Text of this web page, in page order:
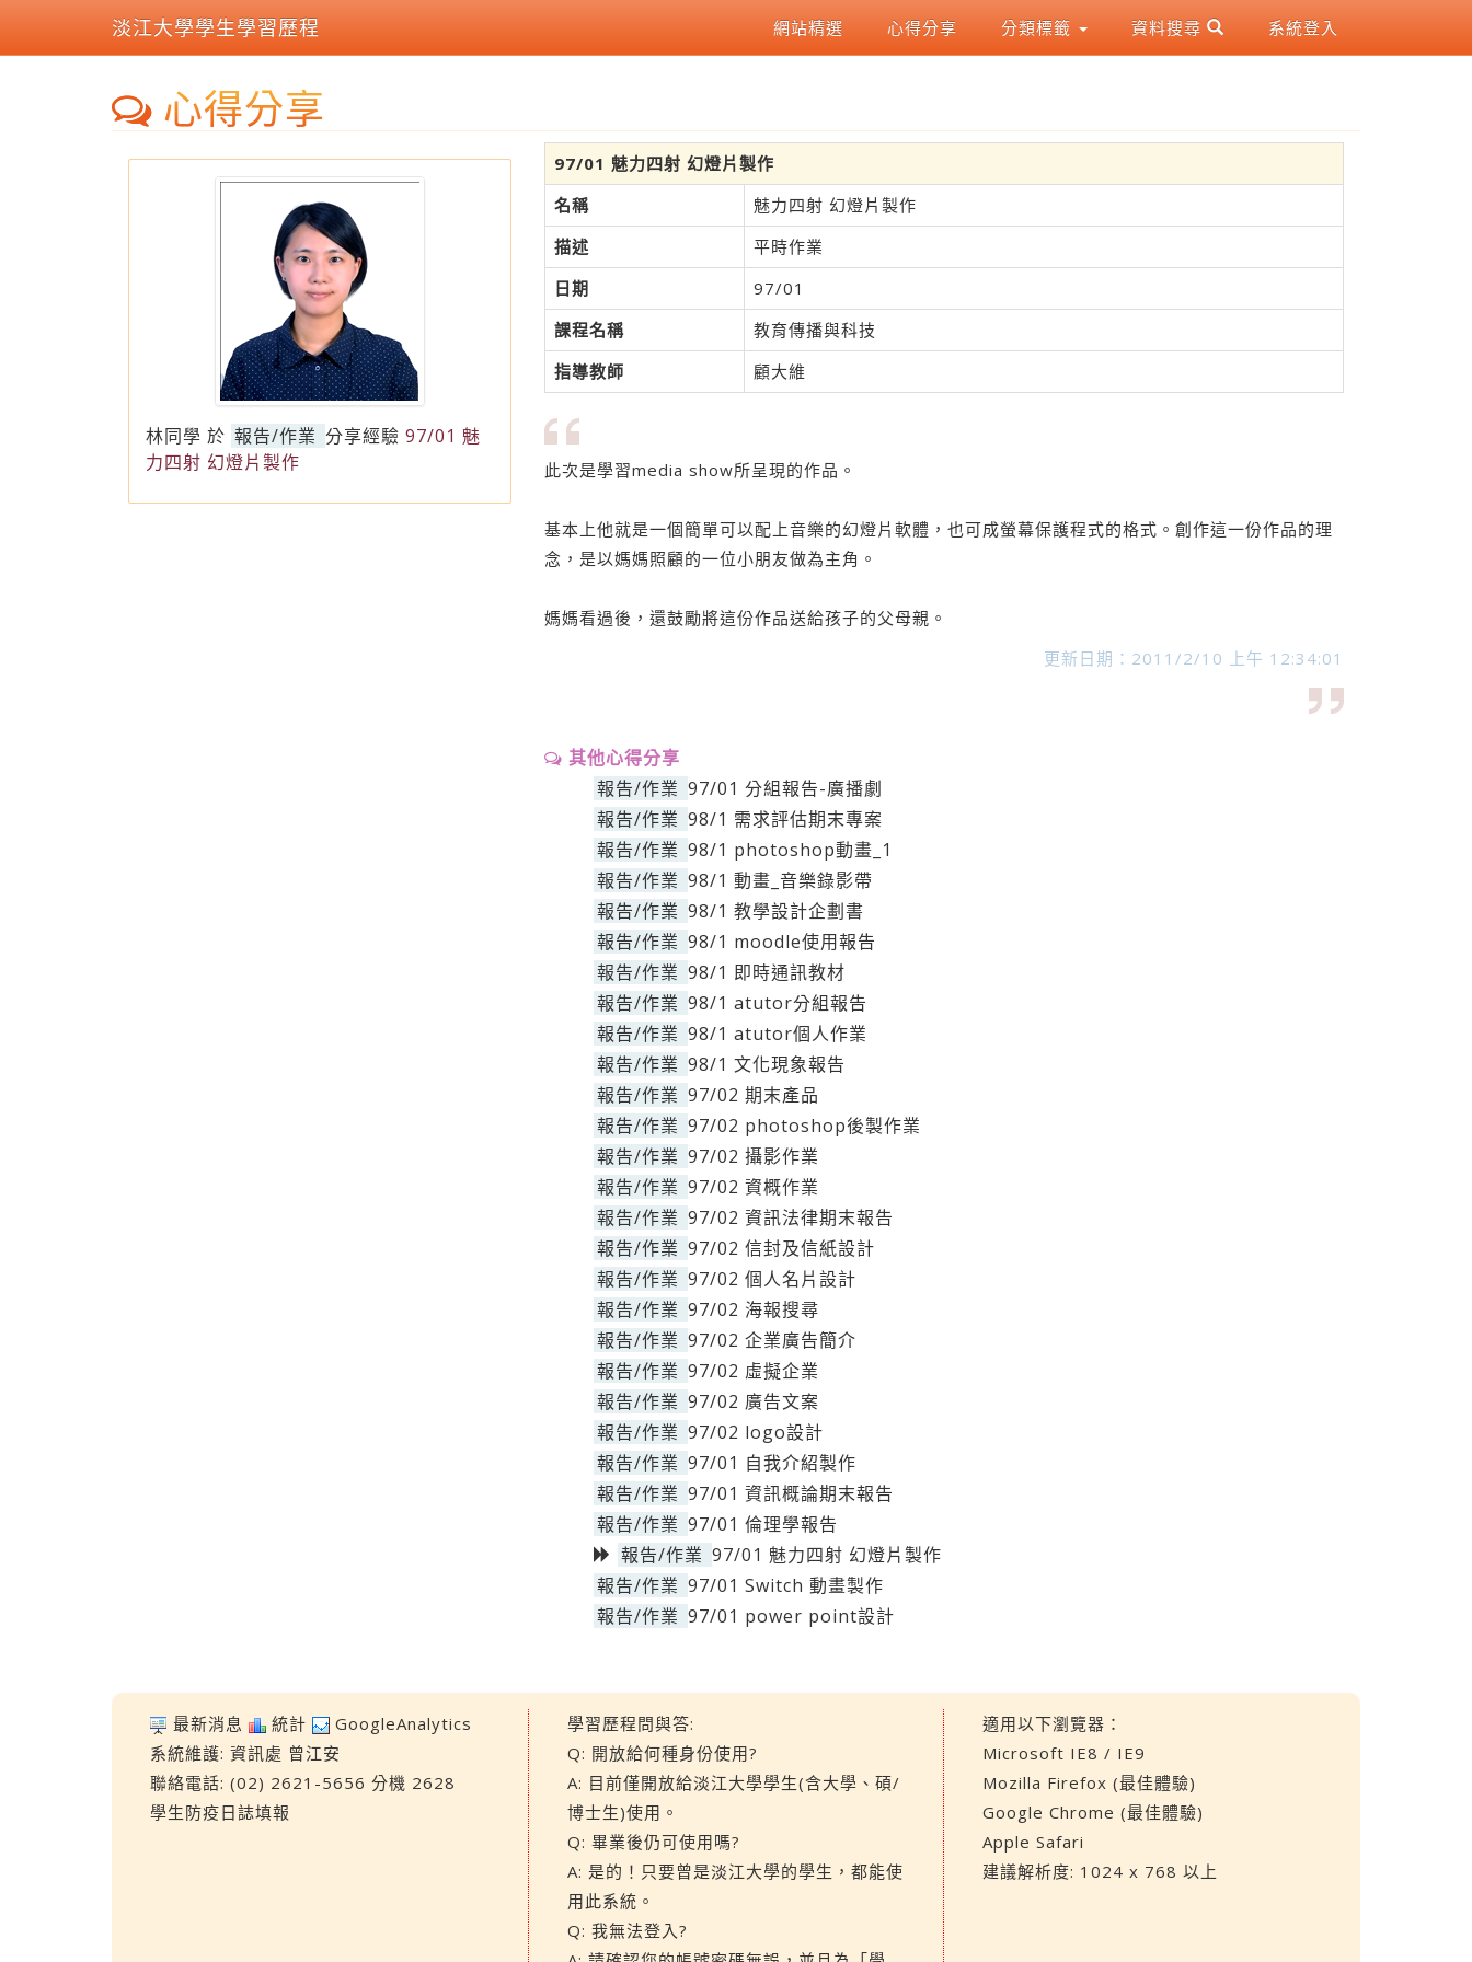
淡江大學學生學習歷程 網站精選 心得分享 分類標籤 資料搜尋 系統登入
心得分享
林同學 於 報告/作業 分享經驗 97/01 魅
力四射 幻燈片製作
97/01 魅力四射 幻燈片製作
名稱
魅力四射 幻燈片製作
描述
平時作業
日期
97/01
課程名稱
教育傳播與科技
指導教師
顧大維
此次是學習media show所呈現的作品。
基本上他就是一個簡單可以配上音樂的幻燈片軟體，也可成螢幕保護程式的格式。創作這一份作品的理
念，是以媽媽照顧的一位小朋友做為主角。
媽媽看過後，還鼓勵將這份作品送給孩子的父母親。
更新日期：2011/2/10 上午 12:34:01
其他心得分享
報告/作業 97/01 分組報告-廣播劇
報告/作業 98/1 需求評估期末專案
報告/作業 98/1 photoshop動畫_1
報告/作業 98/1 動畫_音樂錄影帶
報告/作業 98/1 教學設計企劃書
報告/作業 98/1 moodle使用報告
報告/作業 98/1 即時通訊教材
報告/作業 98/1 atutor分組報告
報告/作業 98/1 atutor個人作業
報告/作業 98/1 文化現象報告
報告/作業 97/02 期末產品
報告/作業 97/02 photoshop後製作業
報告/作業 97/02 攝影作業
報告/作業 97/02 資概作業
報告/作業 97/02 資訊法律期末報告
報告/作業 97/02 信封及信紙設計
報告/作業 97/02 個人名片設計
報告/作業 97/02 海報搜尋
報告/作業 97/02 企業廣告簡介
報告/作業 97/02 虛擬企業
報告/作業 97/02 廣告文案
報告/作業 97/02 logo設計
報告/作業 97/01 自我介紹製作
報告/作業 97/01 資訊概論期末報告
報告/作業 97/01 倫理學報告
報告/作業 97/01 魅力四射 幻燈片製作
報告/作業 97/01 Switch 動畫製作
報告/作業 97/01 power point設計
最新消息 統計
GoogleAnalytics
系統維護: 資訊處 曾江安
聯絡電話: (02) 2621-5656 分機 2628
學生防疫日誌填報
學習歷程問與答:
Q: 開放給何種身份使用?
A: 目前僅開放給淡江大學學生(含大學、碩/
博士生)使用。
Q: 畢業後仍可使用嗎?
A: 是的！只要曾是淡江大學的學生，都能使
用此系統。
Q: 我無法登入?
適用以下瀏覽器：
Microsoft IE8 / IE9
Mozilla Firefox (最佳體驗)
Google Chrome (最佳體驗)
Apple Safari
建議解析度: 1024 x 768 以上